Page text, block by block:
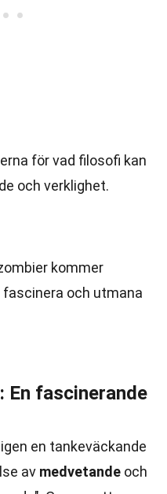
för vad filosofi kan
och verklighet.
kommer
och utmana
En fascinerande
en tankeväckande
av medvetande och